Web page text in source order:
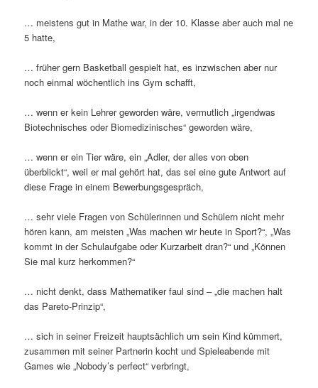
… meistens gut in Mathe war, in der 10. Klasse aber auch mal ne
5 hatte,
… früher gern Basketball gespielt hat, es inzwischen aber nur
noch einmal wöchentlich ins Gym schafft,
… wenn er kein Lehrer geworden wäre, vermutlich „irgendwas
Biotechnisches oder Biomedizinisches“ geworden wäre,
… wenn er ein Tier wäre, ein „Adler, der alles von oben
überblickt“, weil er mal gehört hat, das sei eine gute Antwort auf
diese Frage in einem Bewerbungsgespräch,
… sehr viele Fragen von Schülerinnen und Schülern nicht mehr
hören kann, am meisten „Was machen wir heute in Sport?“, „Was
kommt in der Schulaufgabe oder Kurzarbeit dran?“ und „Können
Sie mal kurz herkommen?“
… nicht denkt, dass Mathematiker faul sind – „die machen halt
das Pareto-Prinzip“,
… sich in seiner Freizeit hauptsächlich um sein Kind kümmert,
zusammen mit seiner Partnerin kocht und Spieleabende mit
Games wie „Nobody’s perfect“ verbringt,